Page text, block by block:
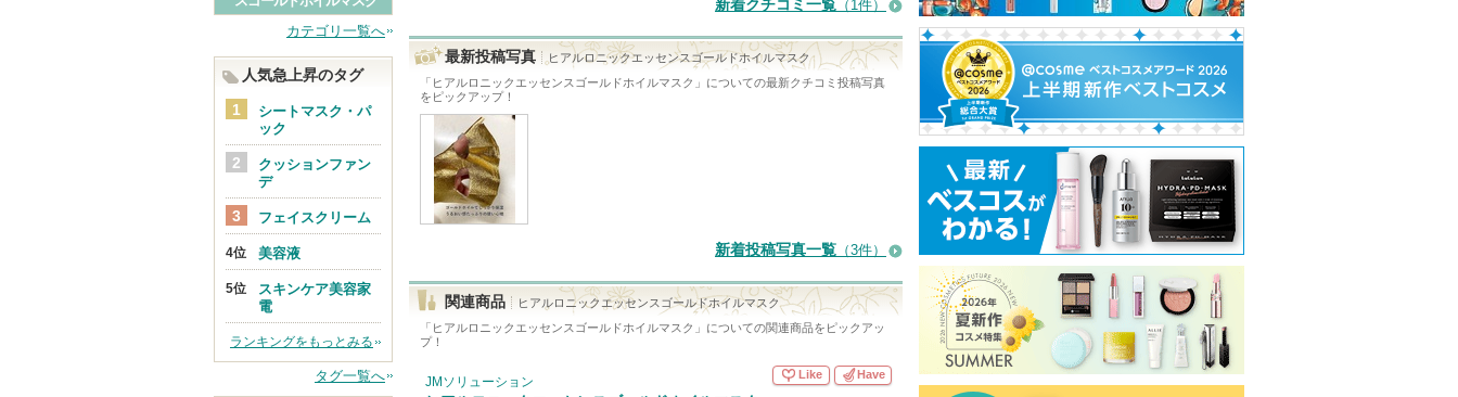
上
の
お
気
に
入
新着クチコミ一覧 （1件）
最新投稿写真
ヒアルロニックエッセンスゴールドホイルマスク
「 ヒアルロニックエッセンスゴールドホイルマスク 」についての最新クチコミ投稿写真
をピックアップ！
新着投稿写真一覧 （3件）
関連商品
ヒアルロニックエッセンスゴールドホイルマスク
「 ヒアルロニックエッセンスゴールドホイルマスク 」についての関連商品をピックアッ
プ！
JMソリューション Like Have
カテゴリ一覧へ
人気急上昇のタグ
シートマスク・パ
ック
クッションファン
デ
フェイスクリーム
美容液
スキンケア美容家
電
ランキングをもっとみる
タグ一覧へ